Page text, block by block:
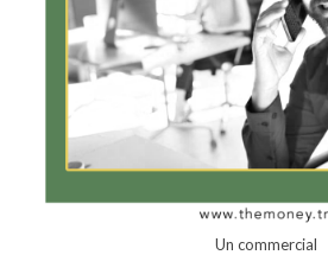
Un commercial